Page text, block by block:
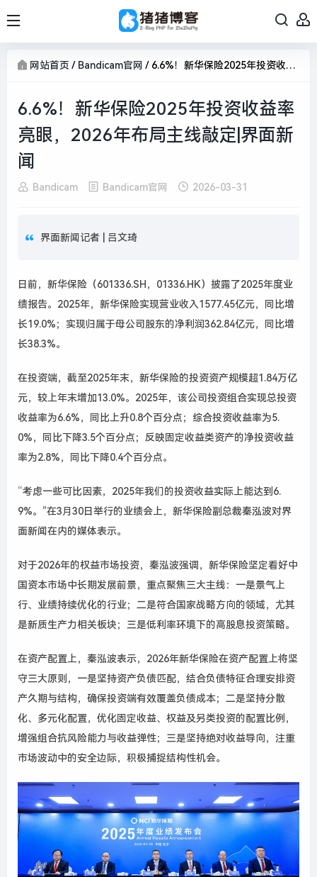
网站首页 / Bandicam官网 / 6.6%！新华保险2025年投资收益率亮眼，2026年布局主线敲定|界面新闻
6.6%！新华保险2025年投资收益率
亮眼，2026年布局主线敲定|界面新
闻
Bandicam Bandicam官网 2026-03-31
界面新闻记者 | 吕文琦
日前，新华保险（601336.SH，01336.HK）披露了2025年度业
绩报告。2025年，新华保险实现营业收入1577.45亿元，同比增
长19.0%；实现归属于母公司股东的净利润362.84亿元，同比增
长38.3%。
在投资端，截至2025年末，新华保险的投资资产规模超1.84万亿
元，较上年末增加13.0%。2025年，该公司投资组合实现总投资
收益率为6.6%，同比上升0.8个百分点；综合投资收益率为5.
0%，同比下降3.5个百分点；反映固定收益类资产的净投资收益
率为2.8%，同比下降0.4个百分点。
“考虑一些可比因素，2025年我们的投资收益实际上能达到6.
9%。”在3月30日举行的业绩会上，新华保险副总裁秦泓波对界
面新闻在内的媒体表示。
对于2026年的权益市场投资，秦泓波强调，新华保险坚定看好中
国资本市场中长期发展前景，重点聚焦三大主线：一是景气上
行、业绩持续优化的行业；二是符合国家战略方向的领域，尤其
是新质生产力相关板块；三是低利率环境下的高股息投资策略。
在资产配置上，秦泓波表示，2026年新华保险在资产配置上将坚
守三大原则，一是坚持资产负债匹配，结合负债特征合理安排资
产久期与结构，确保投资端有效覆盖负债成本；二是坚持分散
化、多元化配置，优化固定收益、权益及另类投资的配置比例，
增强组合抗风险能力与收益弹性；三是坚持绝对收益导向，注重
市场波动中的安全边际，积极捕捉结构性机会。